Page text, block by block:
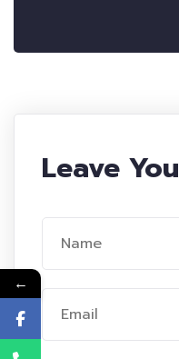
Leave
←